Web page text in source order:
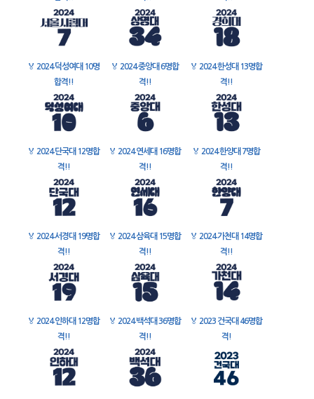
🏅 2024 덕성여대 10명
합격!!
🏅 2024 중앙대 6명합
격!!
🏅 2024 한성대 13명합
격!!
🏅 2024 단국대 12명합
격!!
🏅 2024 연세대 16명합
격!!
🏅 2024 한양대 7명합
격!!
🏅 2024 서경대 19명합
격!!
🏅 2024 삼육대 15명합
격!!
🏅 2024 가천대 14명합
격!!
🏅 2024 인하대 12명합
격!!
🏅 2024 백석대 36명합
격!!
🏅 2023 건국대 46명합
격!